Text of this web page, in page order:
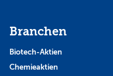
Branchen
Biotech-Aktien
Chemieaktien